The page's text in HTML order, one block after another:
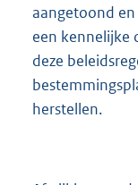
aangetoond
een kennelijke
deze
herstellen.